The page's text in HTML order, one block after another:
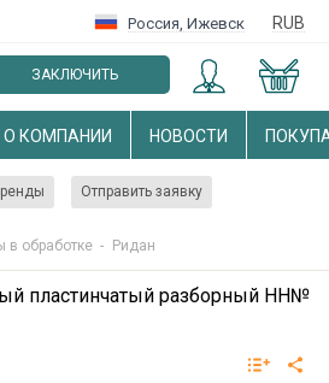
Россия, Ижевск RUB
ЗАКЛЮЧИТЬ
ОПТОВЫЙ ДОГОВОР
О КОМПАНИИ НОВОСТИ
Отправить заявку
в обработке - Ридан
пластинчатый разборный НН№